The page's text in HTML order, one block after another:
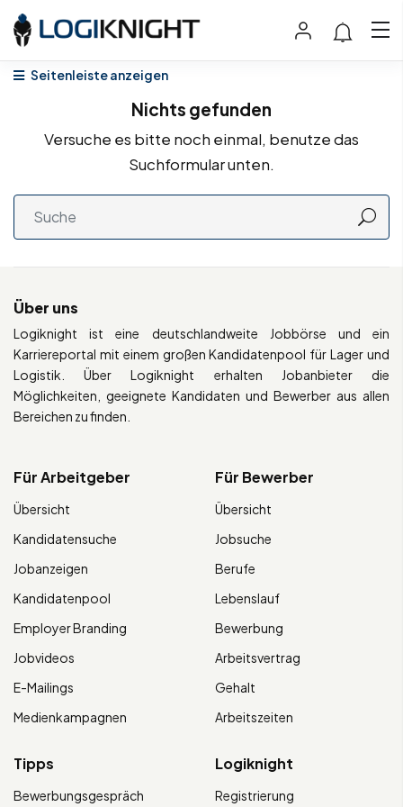
Seitenleiste anzeigen
Nichts gefunden
Versuche es bitte noch einmal, benutze das
Suchformular unten.
Über uns
Logiknight ist eine deutschlandweite Jobbörse und ein
Karriereportal mit einem großen Kandidatenpool für Lager und
Logistik. Über Logiknight erhalten Jobanbieter die
Möglichkeiten, geeignete Kandidaten und Bewerber aus allen
Bereichen zu finden.
Für Arbeitgeber
Übersicht
Kandidatensuche
Jobanzeigen
Kandidatenpool
Employer Branding
Jobvideos
E-Mailings
Medienkampagnen
Für Bewerber
Übersicht
Jobsuche
Berufe
Lebenslauf
Bewerbung
Arbeitsvertrag
Gehalt
Arbeitszeiten
Tipps
Bewerbungsgespräch
Logiknight
Registrierung